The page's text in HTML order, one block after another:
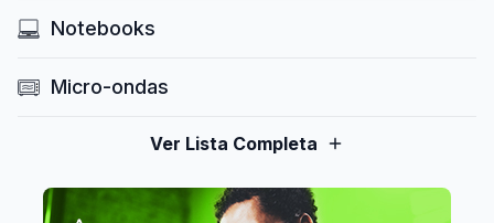
Notebooks
Micro-ondas
Ver Lista Completa